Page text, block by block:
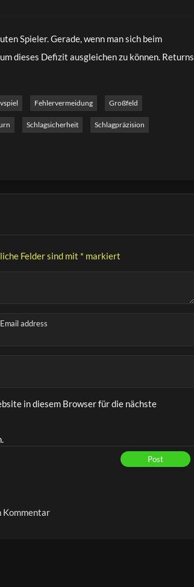
Spieler. Gerade, wenn man sich beim
dieses Defizit ausgleichen zu können. Returns
werden. Eine sehr beliebte ist das Training bei
diesen Ansatz auf und zeige euch tolle
Der Trainer schlägt bei allen Übungen
und aus 2 Anwendungsübungen gegen den
Fehlervermeidung Großfeld
Schlagsicherheit Schlagpräzision
Felder sind mit * markiert
Email address
in diesem Browser für die nächste
Post
Kommentar